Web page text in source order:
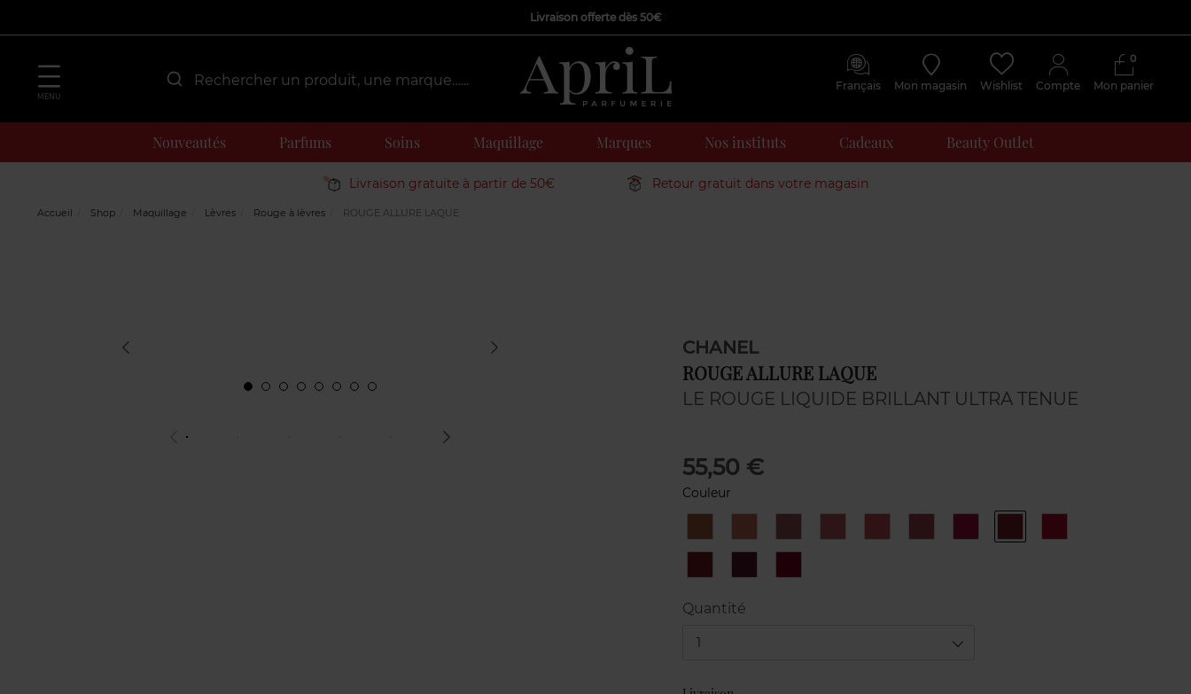
Livraison offerte dès 50€
MENU
Français Mon magasin Wishlist Compte Mon panier
0
Nouveautés Parfums Soins Maquillage Marques Nos instituts Cadeaux Beauty Outlet
Livraison gratuite à partir de 50€ Retour gratuit dans votre magasin
Accueil Shop Maquillage Lèvres Rouge à lèvres ROUGE ALLURE LAQUE
CHANEL
ROUGE ALLURE LAQUE
LE ROUGE LIQUIDE BRILLANT ULTRA TENUE
55,50 €
Couleur
INFLEXIBLE
STILL ULTIMATEEXIGENCEIMPERTURBABLE
PERMANENT
MMOBILEICONIQUEINVINCIBLE
EXPERIMENTE
ETERNITETIMELESS
Quantité
1